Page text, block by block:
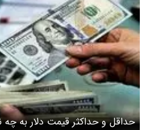
حداقل و حداکثر قیمت دلار به